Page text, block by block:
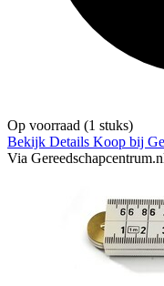
Op voorraad (1 stuks)
Bekijk Details Koop bij
Via